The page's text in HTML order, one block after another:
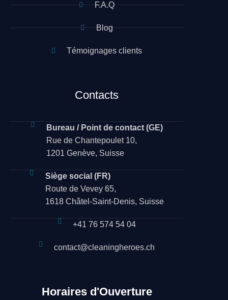
F.A.Q
Blog
Témoignages clients
Contacts
Bureau / Point de contact (GE)
Rue de Chantepoulet 10,
1201 Genève, Suisse
Siège social (FR)
Route de Vevey 65,
1618 Châtel-Saint-Denis, Suisse
+41 76 574 54 04
contact@cleaningheroes.ch
Horaires d'Ouverture